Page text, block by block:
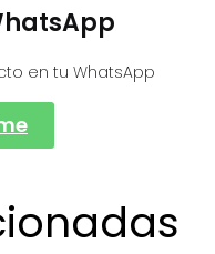
en tu WhatsApp